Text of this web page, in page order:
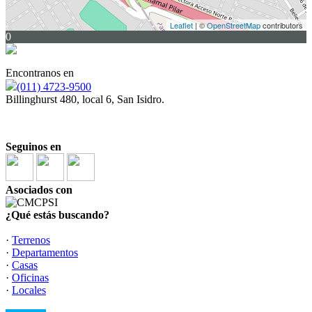
Leaflet| ©OpenStreetMapcontributors
0
Encontranos en
(011) 4723-9500
Billinghurst 480, local 6, San Isidro.
Seguinos en
Asociados con
¿Qué estás buscando?
· Terrenos
· Departamentos
· Casas
· Oficinas
· Locales